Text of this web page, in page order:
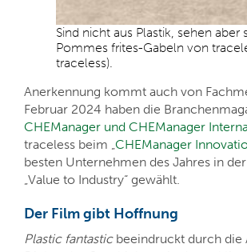
Sind nicht aus Plastik, sehen aber
Pommes frites-Gabeln von
traceless).
Anerkennung kommt auch von
Februar 2024 haben die
CHEManager und CHEManager
traceless beim „CHEManager
besten Unternehmen des Jahres in
„Value to Industry“ gewählt.
Der Film gibt Hoffnung
Plastic fantasticbeeindruckt durch die